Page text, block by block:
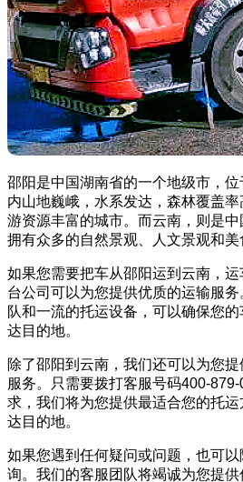
邵阳是中国湖南省的一个地级市，
内山地巍峨，水系发达，森林覆盖
游资源丰富的城市。而云南，则是中
拥有众多的自然景观、人文景观和美
如果您需要把车从邵阳运到云南，
台公司可以为您提供优质的运输服
队和一流的托运设备，可以确保您
达目的地。
除了邵阳到云南，我们还可以为您
服务。只需要拨打客服号码400-
求，我们将为您提供最适合您的托
达目的地。
如果您遇到任何疑问或问题，也可
询。我们的客服团队将竭诚为您提供